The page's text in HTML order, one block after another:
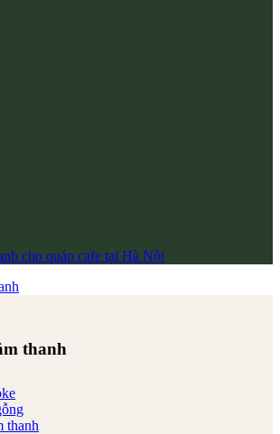
cho quán cafe tại Hà Nội
thanh
thanh